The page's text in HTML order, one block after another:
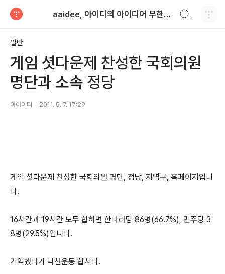
aaidee, 아이디의 아이디어 무한도전
일반
게임 셧다운제 찬성한 국회의원
명단과 소속 정당
아아이디 2011. 5. 7. 17:29
게임 셧다운제 찬성한 국회의원 명단, 정당, 지역구, 홈페이지입니
다.
16시간과 19시간 모두 합하면 한나라당 86명(66.7%), 민주당 3
8명(29.5%)입니다.
기억했다가 낙선운동 합시다.